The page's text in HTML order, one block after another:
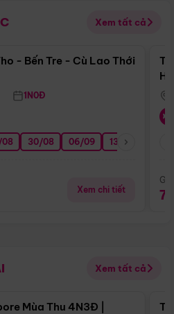
Xem tất cả
Điểm nổi bật
- Bến Tre - Cù Lao Thới
1N0Đ
30/08 06/09 13/09
Xem chi tiết
Xem tất cả
Điểm nổi bật
Mùa Thu 4N3Đ |